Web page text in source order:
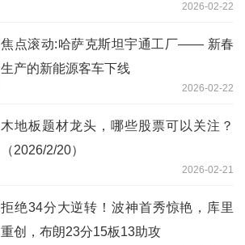
2026-02-22
焦点滚动:哈萨克斯坦宇通工厂—— 新春
生产的新能源客车下线
2026-02-22
木地板题材龙头，哪些股票可以关注？
（2026/2/20）
2026-02-21
拒绝34分大逆转！波神首秀惊艳，库里
重创，布朗23分15板13助攻